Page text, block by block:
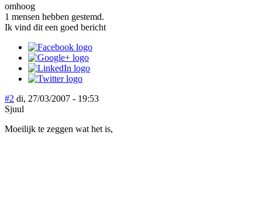
omhoog
1 mensen hebben gestemd.
Ik vind dit een goed bericht
#2 di, 27/03/2007 - 19:53
Sjuul
Moeilijk te zeggen wat het is,